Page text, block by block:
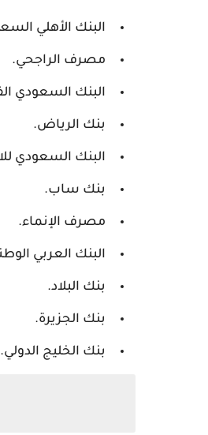
البنك الأهلي
مصرف الراجحي.
البنك السعودي
بنك الرياض.
البنك السعودي
بنك ساب.
مصرف الإنماء.
البنك العربي
بنك البلاد.
بنك الجزيرة.
بنك الخليج الدولي.